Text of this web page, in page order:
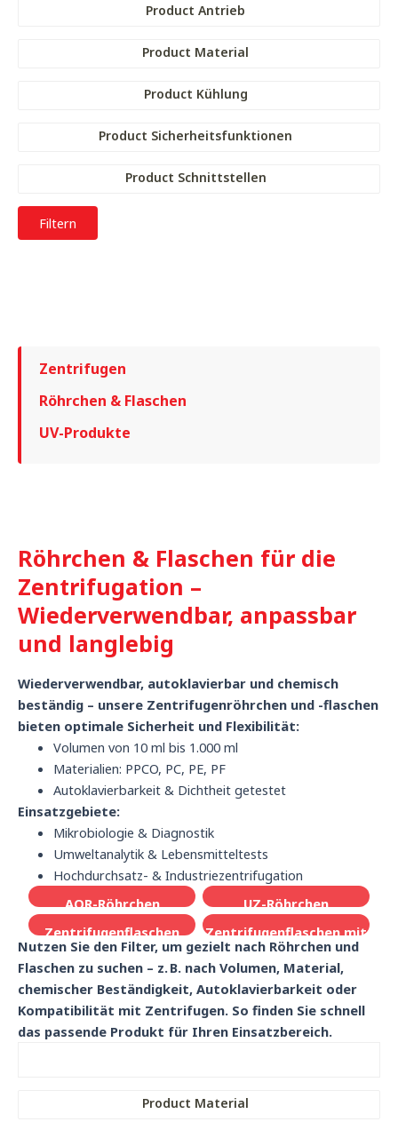
Product Antrieb
Product Material
Product Kühlung
Product Sicherheitsfunktionen
Product Schnittstellen
Filtern
Zentrifugen
Röhrchen & Flaschen
UV-Produkte
Röhrchen & Flaschen für die
Zentrifugation –
Wiederverwendbar, anpassbar
und langlebig
Wiederverwendbar, autoklavierbar und chemisch
beständig – unsere Zentrifugenröhrchen und -flaschen
bieten optimale Sicherheit und Flexibilität:
Volumen von 10 ml bis 1.000 ml
Materialien: PPCO, PC, PE, PF
Autoklavierbarkeit & Dichtheit getestet
Einsatzgebiete:
Mikrobiologie & Diagnostik
Umweltanalytik & Lebensmitteltests
Hochdurchsatz- & Industriezentrifugation
AOR-Röhrchen
UZ-Röhrchen
Zentrifugenflaschen
Zentrifugenflaschen mit
weiter Halsöffnung
Nutzen Sie den Filter, um gezielt nach Röhrchen und
Flaschen zu suchen – z. B. nach Volumen, Material,
chemischer Beständigkeit, Autoklavierbarkeit oder
Kompatibilität mit Zentrifugen. So finden Sie schnell
das passende Produkt für Ihren Einsatzbereich.
Product Material